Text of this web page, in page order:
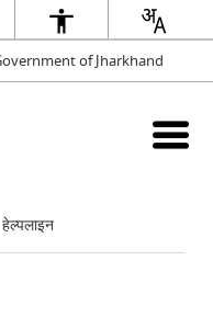
of Jharkhand
हेल्पलाइन